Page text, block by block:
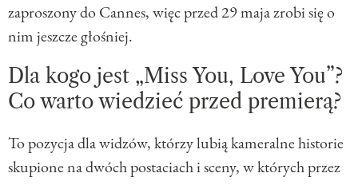
zaproszony do Cannes, więc przed 29 maja zrobi się o
nim jeszcze głośniej.
Dla kogo jest „Miss You, Love You”?
Co warto wiedzieć przed premierą?
To pozycja dla widzów, którzy lubią kameralne historie
skupione na dwóch postaciach i sceny, w których przez